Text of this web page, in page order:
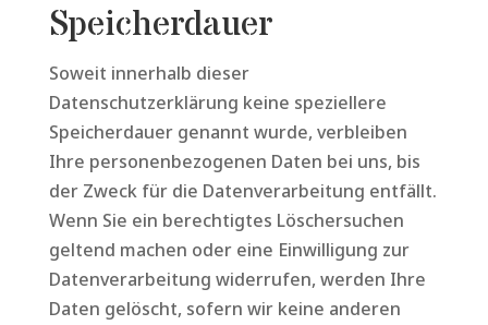
Speicherdauer
Soweit innerhalb dieser
Datenschutzerklärung keine speziellere
Speicherdauer genannt wurde, verbleiben
Ihre personenbezogenen Daten bei uns, bis
der Zweck für die Datenverarbeitung entfällt.
Wenn Sie ein berechtigtes Löschersuchen
geltend machen oder eine Einwilligung zur
Datenverarbeitung widerrufen, werden Ihre
Daten gelöscht, sofern wir keine anderen